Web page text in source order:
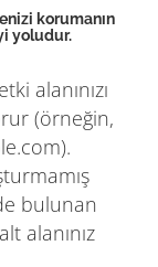
korumanın
yoludur.
alanınızı
(örneğin,
bulunan
alanınız